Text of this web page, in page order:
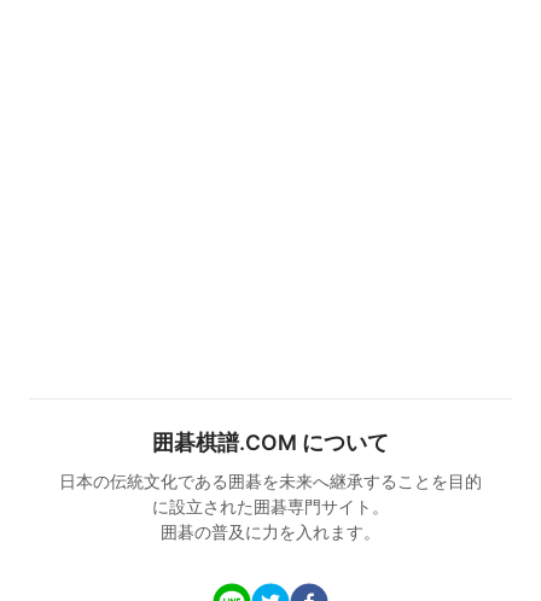
囲碁棋譜.COM について
日本の伝統文化である囲碁を未来へ継承することを目的
に設立された囲碁専門サイト。
囲碁の普及に力を入れます。